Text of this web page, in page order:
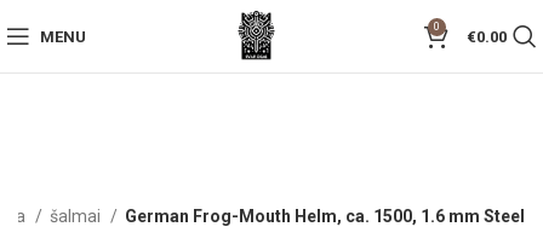
MENU
0
€0.00
šalmai German Frog-Mouth Helm, ca. 1500, 1.6 mm Steel